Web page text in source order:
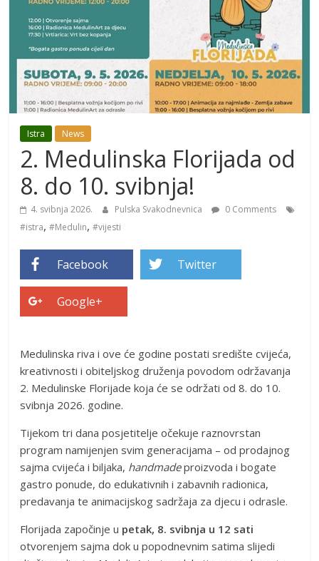
Istra News
2. Medulinska Florijada od
8. do 10. svibnja!
4. svibnja 2026. Pulska Svakodnevnica
0 Comments
#istra,#Medulin,#vijesti
Facebook Twitter
Google+
Medulinska riva i ove će godine postati središte cvijeća,
kreativnosti i obiteljskog druženja povodom održavanja
2. Medulinske Florijade koja će se održati od 8. do 10.
svibnja 2026. godine.
Tijekom tri dana posjetitelje očekuje raznovrstan
program namijenjen svim generacijama – od prodajnog
sajma cvijeća i biljaka, handmadeproizvoda i bogate
gastro ponude, do edukativnih i zabavnih radionica,
predavanja te animacijskog sadržaja za djecu i odrasle.
Florijada započinje u petak, 8. svibnja u 12 sati
otvorenjem sajma dok u popodnevnim satima slijedi